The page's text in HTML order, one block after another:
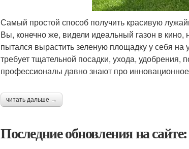
Самый простой способ получить красивую
Вы, конечно же, видели идеальный газон в кино,
пытался вырастить зеленую площадку у себя на
требует тщательной посадки, ухода,
профессионалы давно знают про
читать дальше →
Последние обновления на сайте: